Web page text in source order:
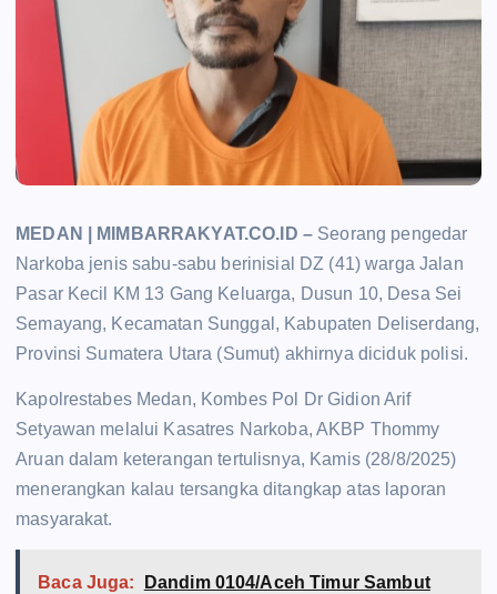
MEDAN | MIMBARRAKYAT.CO.ID – Seorang pengedar
Narkoba jenis sabu-sabu berinisial DZ (41) warga Jalan
Pasar Kecil KM 13 Gang Keluarga, Dusun 10, Desa Sei
Semayang, Kecamatan Sunggal, Kabupaten Deliserdang,
Provinsi Sumatera Utara (Sumut) akhirnya diciduk polisi.
Kapolrestabes Medan, Kombes Pol Dr Gidion Arif
Setyawan melalui Kasatres Narkoba, AKBP Thommy
Aruan dalam keterangan tertulisnya, Kamis (28/8/2025)
menerangkan kalau tersangka ditangkap atas laporan
masyarakat.
Baca Juga:
Dandim 0104/Aceh Timur Sambut